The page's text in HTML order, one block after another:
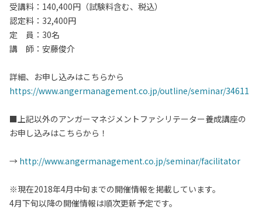
受講料：140,400円（試験料含む、税込）
認定料：32,400円
定 員：30名
講 師：安藤俊介
詳細、お申し込みはこちらから
https://www.angermanagement.co.jp/outline/seminar/34611
■上記以外のアンガーマネジメントファシリテーター養成講座の
お申し込みはこちらから！
→ http://www.angermanagement.co.jp/seminar/facilitator
※現在2018年4月中旬までの開催情報を掲載しています。
4月下旬以降の開催情報は順次更新予定です。